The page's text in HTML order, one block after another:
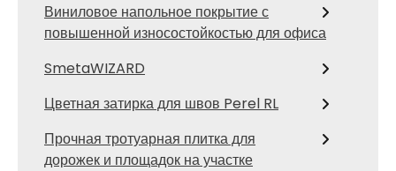
Виниловое напольное покрытие с
повышенной износостойкостью для офиса
SmetaWIZARD
Цветная затирка для швов Perel RL
Прочная тротуарная плитка для
дорожек и площадок на участке